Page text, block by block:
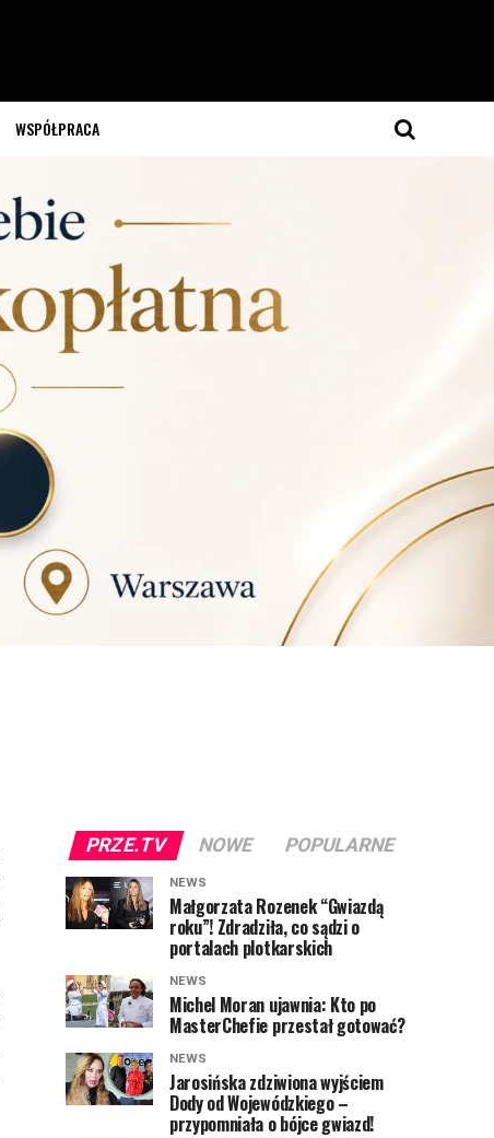
WSPÓŁPRACA
PRZE.TV NOWE POPULARNE
NEWS
Małgorzata Rozenek “Gwiazdą
roku”! Zdradziła, co sądzi o
portalach plotkarskich
NEWS
Michel Moran ujawnia: Kto po
MasterChefie przestał gotować?
NEWS
Jarosińska zdziwiona wyjściem
Dody od Wojewódzkiego –
przypomniała o bójce gwiazd!